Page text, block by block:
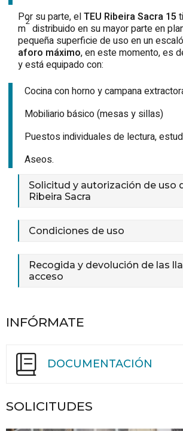
Por su parte, elTEU Ribeira Sacra 15
m2 distribuido en su mayor parte en
pequeña superficie de uso en un
aforo máximo, en este momento, es
y está equipado con:
Cocina con horno y campana
Mobiliario básico (mesas y sillas)
Puestos individuales de lectura,
Aseos.
Solicitud y autorización de uso
Ribeira Sacra
Condiciones de uso
Recogida y devolución de las
acceso
INFÓRMATE
DOCUMENTACIÓN
SOLICITUDES